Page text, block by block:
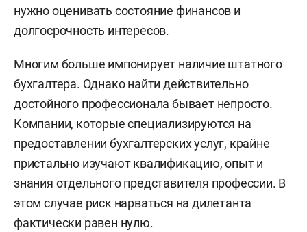
нужно оценивать состояние финансов и
долгосрочность интересов.
Многим больше импонирует наличие штатного
бухгалтера. Однако найти действительно
достойного профессионала бывает непросто.
Компании, которые специализируются на
предоставлении бухгалтерских услуг, крайне
пристально изучают квалификацию, опыт и
знания отдельного представителя профессии. В
этом случае риск нарваться на дилетанта
фактически равен нулю.